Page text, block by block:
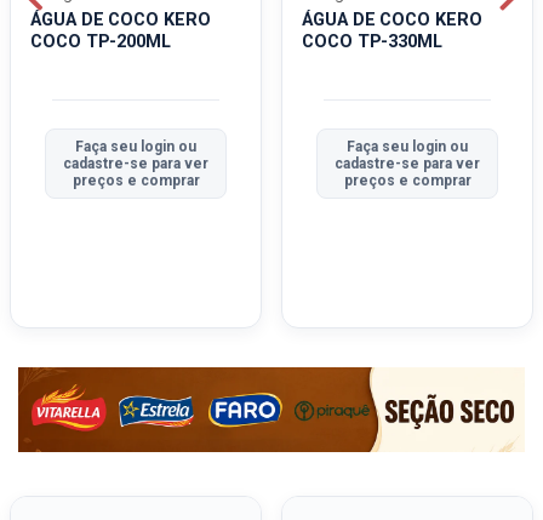
ÁGUA DE COCO KERO
COCO TP-200ML
Faça seu login ou
cadastre-se para ver
preços e comprar
ÁGUA DE COCO KERO
COCO TP-330ML
Faça seu login ou
cadastre-se para ver
preços e comprar